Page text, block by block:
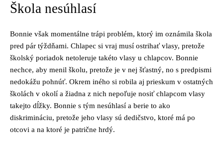
Škola nesúhlasí
Bonnie však momentálne trápi problém, ktorý im oznámila škola
pred pár týždňami. Chlapec si vraj musí ostrihať vlasy, pretože
školský poriadok netoleruje takéto vlasy u chlapcov. Bonnie
nechce, aby menil školu, pretože je v nej šťastný, no s predpismi
nedokážu pohnúť. Okrem iného si robila aj prieskum v ostatných
školách v okolí a žiadna z nich nepoľuje nosiť chlapcom vlasy
takejto dĺžky. Bonnie s tým nesúhlasí a berie to ako
diskrimináciu, pretože jeho vlasy sú dedičstvo, ktoré má po
otcovi a na ktoré je patrične hrdý.